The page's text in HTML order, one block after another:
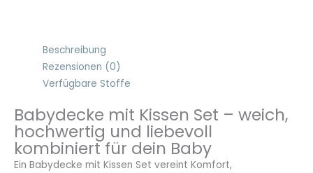
Beschreibung
Rezensionen (0)
Verfügbare Stoffe
Babydecke mit Kissen Set – weich,
hochwertig und liebevoll
kombiniert für dein Baby
Ein Babydecke mit Kissen Set vereint Komfort,